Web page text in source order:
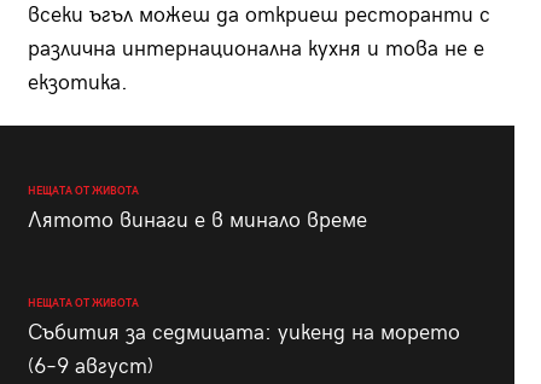
всеки ъгъл можеш да откриеш ресторанти с
различна интернационална кухня и това не е
екзотика.
НЕЩАТА ОТ ЖИВОТА
Лятото винаги е в минало време
НЕЩАТА ОТ ЖИВОТА
Събития за седмицата: уикенд на морето
(6–9 август)